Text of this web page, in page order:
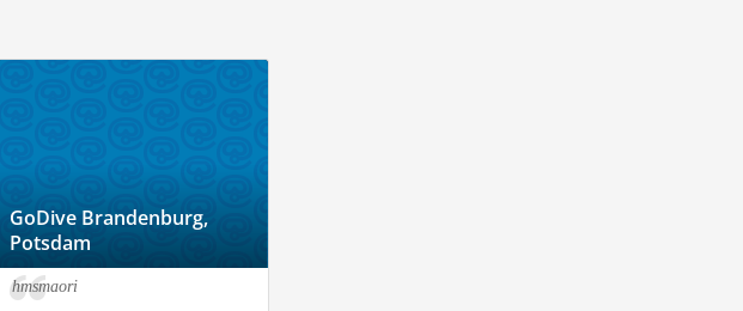
GoDive Brandenburg,
Potsdam
hmsmaori